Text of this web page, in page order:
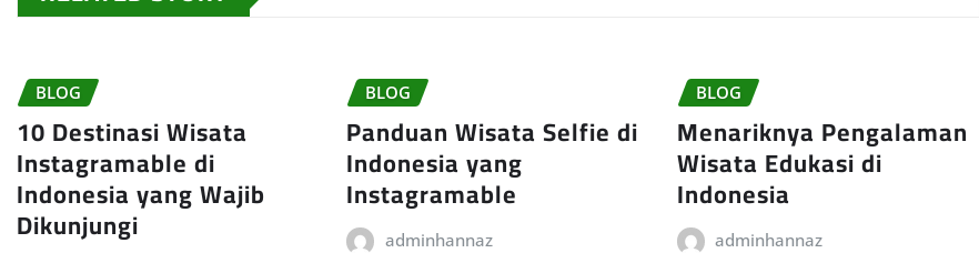
BLOG
10 Destinasi Wisata
Instagramable di
Indonesia yang Wajib
Dikunjungi
BLOG
Panduan Wisata Selfie di
Indonesia yang
Instagramable
adminhannaz
BLOG
Menariknya Pengalaman
Wisata Edukasi di
Indonesia
adminhannaz